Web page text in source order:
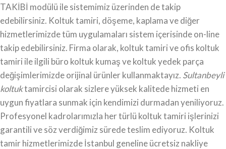
TAKİBİ modülü ile sistemimiz üzerinden de takip
edebilirsiniz. Koltuk tamiri, döşeme, kaplama ve diğer
hizmetlerimizde tüm uygulamaları sistem içerisinde on-line
takip edebilirsiniz. Firma olarak, koltuk tamiri ve ofis koltuk
tamiri ile ilgili büro koltuk kumaş ve koltuk yedek parça
değişimlerimizde orijinal ürünler kullanmaktayız. Sultanbeyli
koltuktamircisi olarak sizlere yüksek kalitede hizmeti en
uygun fiyatlara sunmak için kendimizi durmadan yeniliyoruz.
Profesyonel kadrolarımızla her türlü koltuk tamiri işlerinizi
garantili ve söz verdiğimiz sürede teslim ediyoruz. Koltuk
tamir hizmetlerimizde İstanbul geneline ücretsiz nakliye